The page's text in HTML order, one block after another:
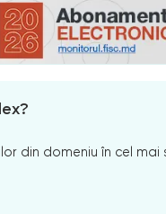
din domeniu în cel mai